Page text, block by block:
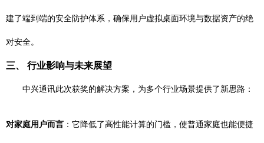
建了端到端的安全防护体系，确保用户虚拟桌面环境与数据资产的绝
对安全。
三、 行业影响与未来展望
中兴通讯此次获奖的解决方案，为多个行业场景提供了新思路：
对家庭用户而言 ：它降低了高性能计算的门槛，使普通家庭也能便捷